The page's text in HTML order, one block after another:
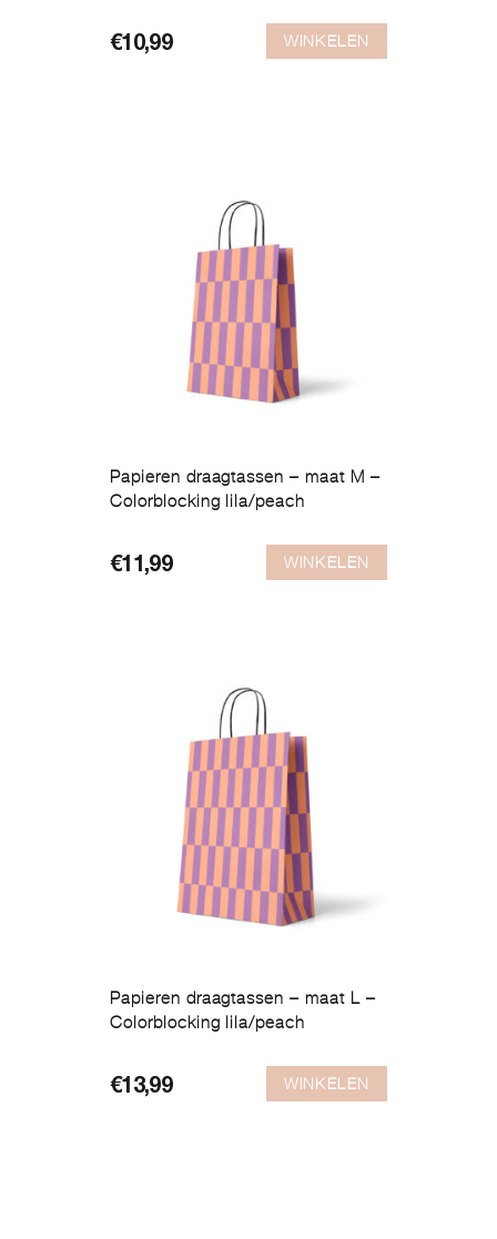
€10,99 WINKELEN
Papieren draagtassen – maat M –
Colorblocking lila/peach
€11,99 WINKELEN
Papieren draagtassen – maat L –
Colorblocking lila/peach
€13,99 WINKELEN